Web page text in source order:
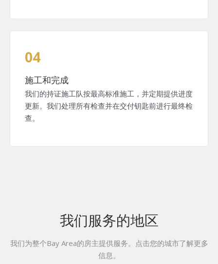
04
施工和完成
我们的持证施工队按最高标准施工，并定期提供进度
更新。我们处理所有检查并在交付钥匙前进行最终检
查。
我们服务的地区
我们为整个Bay Area的房主提供服务。点击您的城市了解更多
信息。